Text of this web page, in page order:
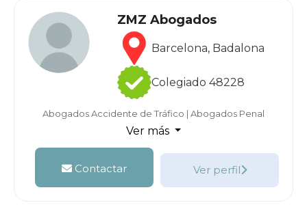
ZMZ Abogados
Barcelona, Badalona
Colegiado 48228
Abogados Accidente de Tráfico | Abogados Penal
Ver más
Contactar Ver perfil